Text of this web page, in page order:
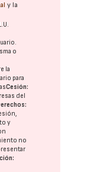
y la
o
la
para
Cesión:
del
y
no